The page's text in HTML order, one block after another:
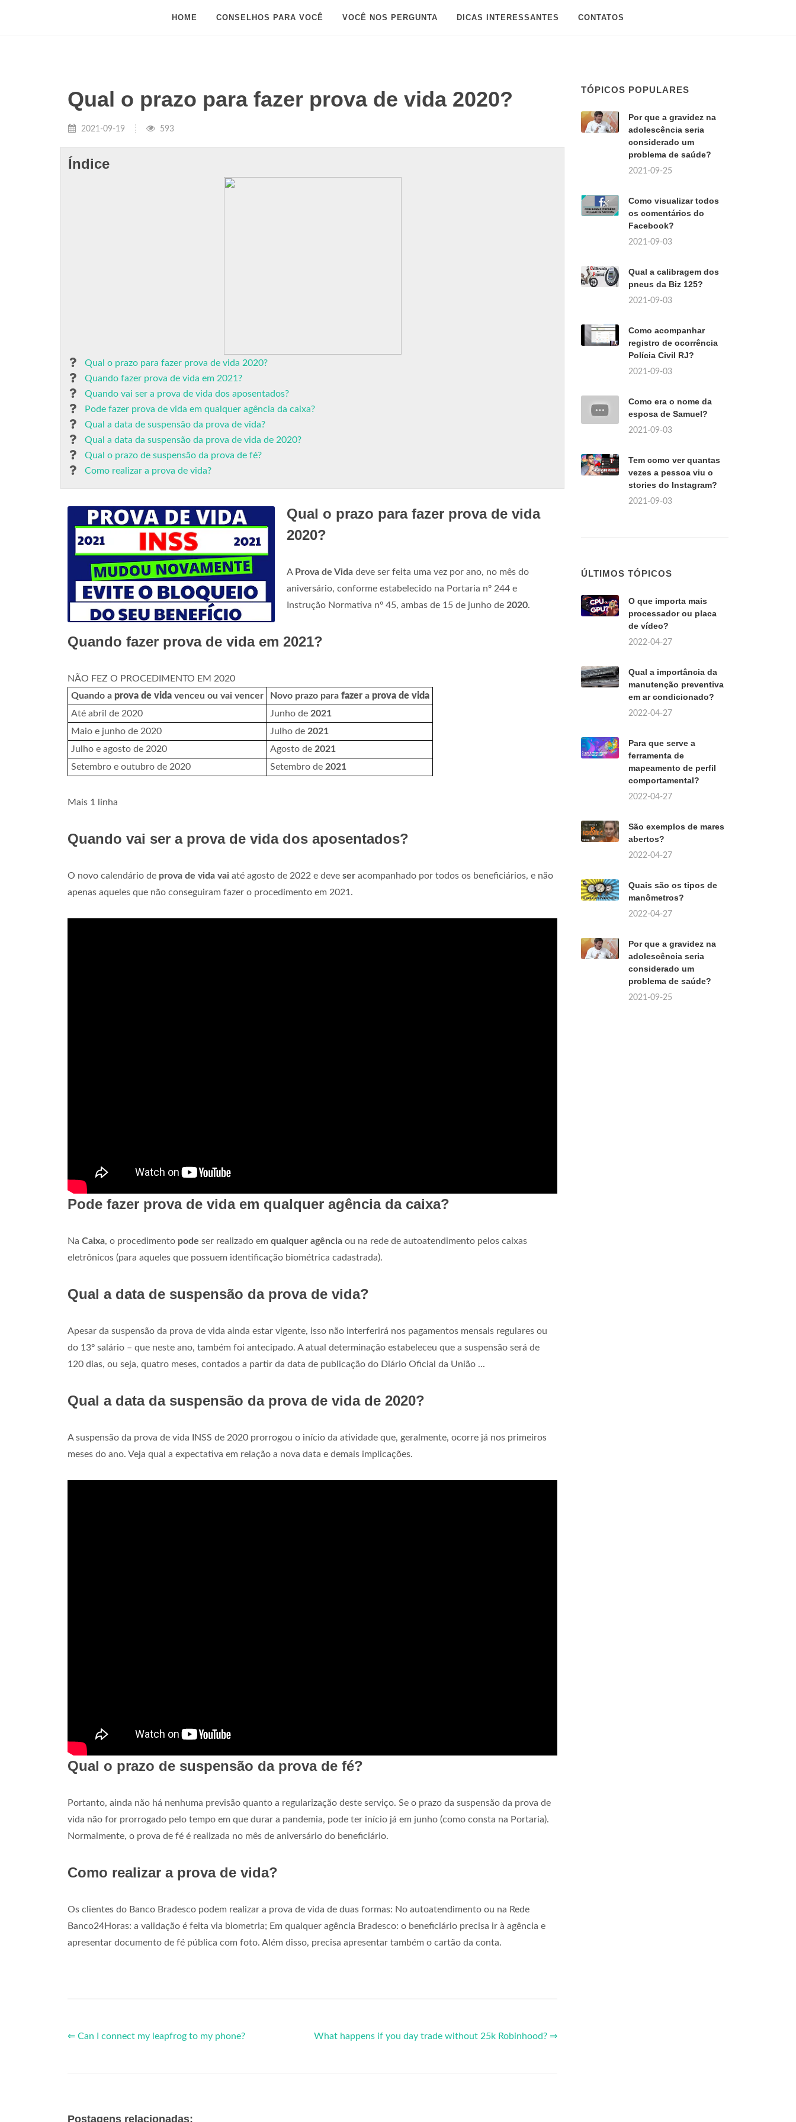
HOME CONSELHOS PARA VOCÊ VOCÊ NOS PERGUNTA DICAS INTERESSANTES CONTATOS
Qual o prazo para fazer prova de vida 2020?
2021-09-19 593
Índice
Qual o prazo para fazer prova de vida 2020?
Quando fazer prova de vida em 2021?
Quando vai ser a prova de vida dos aposentados?
Pode fazer prova de vida em qualquer agência da caixa?
Qual a data de suspensão da prova de vida?
Qual a data da suspensão da prova de vida de 2020?
Qual o prazo de suspensão da prova de fé?
Como realizar a prova de vida?
Qual o prazo para fazer prova de vida
2020?
A Prova de Vida deve ser feita uma vez por ano, no mês do
aniversário, conforme estabelecido na Portaria nº 244 e
Instrução Normativa nº 45, ambas de 15 de junho de 2020.
Quando fazer prova de vida em 2021?
NÃO FEZ O PROCEDIMENTO EM 2020
Quando a prova de vida venceu ou vai vencer Novo prazo para fazer a prova de vida
Até abril de 2020
Junho de 2021
Maio e junho de 2020
Julho de 2021
Julho e agosto de 2020
Agosto de 2021
Setembro e outubro de 2020
Setembro de 2021
Mais 1 linha
Quando vai ser a prova de vida dos aposentados?
O novo calendário de prova de vida vai até agosto de 2022 e deve ser acompanhado por todos os beneficiários, e não
apenas aqueles que não conseguiram fazer o procedimento em 2021.
Pode fazer prova de vida em qualquer agência da caixa?
Na Caixa, o procedimento pode ser realizado em qualquer agência ou na rede de autoatendimento pelos caixas
eletrônicos (para aqueles que possuem identificação biométrica cadastrada).
Qual a data de suspensão da prova de vida?
Apesar da suspensão da prova de vida ainda estar vigente, isso não interferirá nos pagamentos mensais regulares ou
do 13º salário – que neste ano, também foi antecipado. A atual determinação estabeleceu que a suspensão será de
120 dias, ou seja, quatro meses, contados a partir da data de publicação do Diário Oficial da União ...
Qual a data da suspensão da prova de vida de 2020?
A suspensão da prova de vida INSS de 2020 prorrogou o início da atividade que, geralmente, ocorre já nos primeiros
meses do ano. Veja qual a expectativa em relação a nova data e demais implicações.
Qual o prazo de suspensão da prova de fé?
Portanto, ainda não há nenhuma previsão quanto a regularização deste serviço. Se o prazo da suspensão da prova de
vida não for prorrogado pelo tempo em que durar a pandemia, pode ter início já em junho (como consta na Portaria).
Normalmente, o prova de fé é realizada no mês de aniversário do beneficiário.
Como realizar a prova de vida?
Os clientes do Banco Bradesco podem realizar a prova de vida de duas formas: No autoatendimento ou na Rede
Banco24Horas: a validação é feita via biometria; Em qualquer agência Bradesco: o beneficiário precisa ir à agência e
apresentar documento de fé pública com foto. Além disso, precisa apresentar também o cartão da conta.
⇐ Can I connect my leapfrog to my phone? What happens if you day trade without 25k Robinhood? ⇒
Postagens relacionadas:
TÓPICOS POPULARES
Por que a gravidez na
adolescência seria
considerado um
problema de saúde?
2021-09-25
Como visualizar todos
os comentários do
Facebook?
2021-09-03
Qual a calibragem dos
pneus da Biz 125?
2021-09-03
Como acompanhar
registro de ocorrência
Polícia Civil RJ?
2021-09-03
Como era o nome da
esposa de Samuel?
2021-09-03
Tem como ver quantas
vezes a pessoa viu o
stories do Instagram?
2021-09-03
ÚLTIMOS TÓPICOS
O que importa mais
processador ou placa
de vídeo?
2022-04-27
Qual a importância da
manutenção preventiva
em ar condicionado?
2022-04-27
Para que serve a
ferramenta de
mapeamento de perfil
comportamental?
2022-04-27
São exemplos de mares
abertos?
2022-04-27
Quais são os tipos de
manômetros?
2022-04-27
Por que a gravidez na
adolescência seria
considerado um
problema de saúde?
2021-09-25